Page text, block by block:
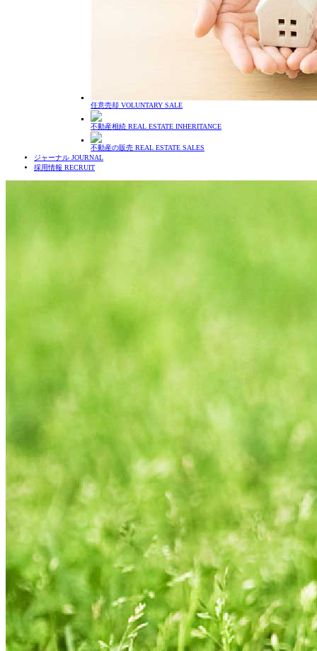
任意売却 VOLUNTARY SALE
不動産相続 REAL ESTATE INHERITANCE
不動産の販売 REAL ESTATE SALES
ジャーナル JOURNAL
採用情報 RECRUIT